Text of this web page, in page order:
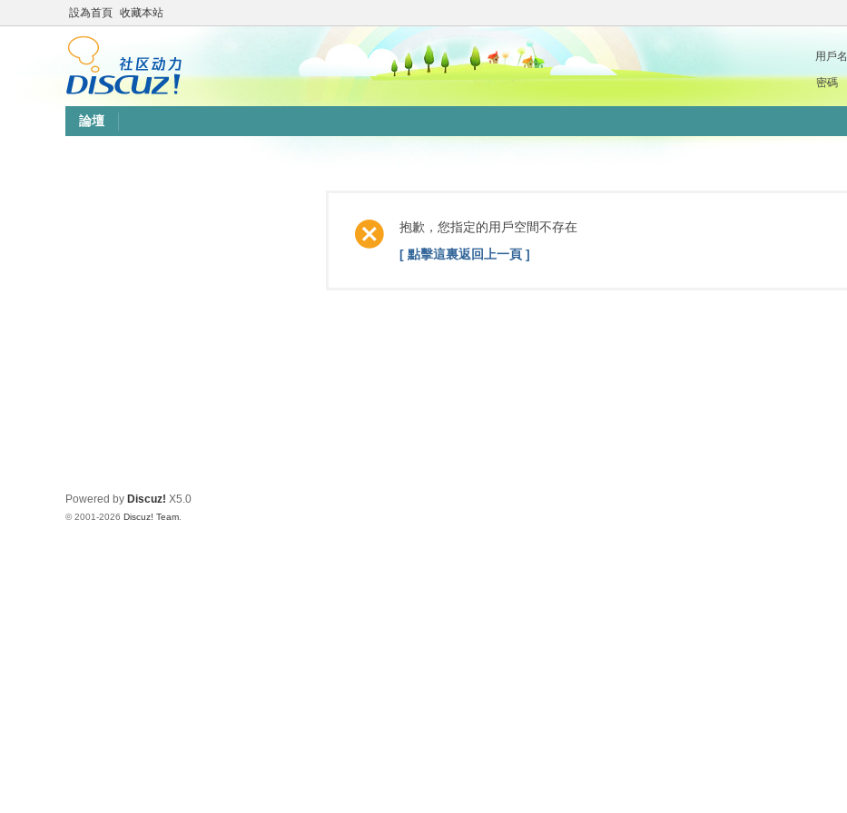
設為首頁 收藏本站
用戶名
密碼
論壇
抱歉，您指定的用戶空間不存在
[ 點擊這裏返回上一頁 ]
Powered by Discuz! X5.0
© 2001-2026 Discuz! Team